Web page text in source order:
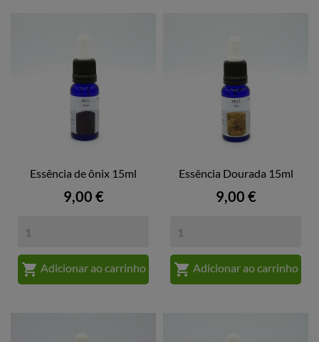
Essência de ônix 15ml
Preço
9,00 €
 Adicionar ao carrinho
Essência Dourada 15ml
Preço
9,00 €
 Adicionar ao carrinho